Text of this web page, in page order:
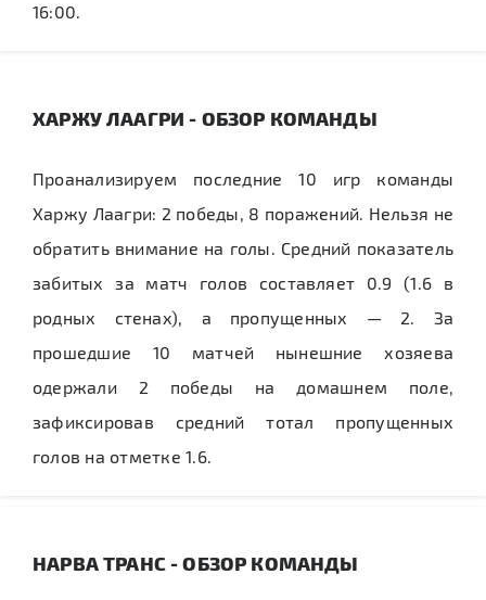
16:00.
ХАРЖУ ЛААГРИ - ОБЗОР КОМАНДЫ
Проанализируем последние 10 игр команды
Харжу Лаагри: 2 победы, 8 поражений. Нельзя не
обратить внимание на голы. Средний показатель
забитых за матч голов составляет 0.9 (1.6 в
родных стенах), а пропущенных — 2. За
прошедшие 10 матчей нынешние хозяева
одержали 2 победы на домашнем поле,
зафиксировав средний тотал пропущенных
голов на отметке 1.6.
НАРВА ТРАНС - ОБЗОР КОМАНДЫ